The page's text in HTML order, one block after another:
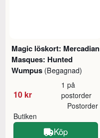
Magic löskort: Mercadian
Masques: Hunted
Wumpus (Begagnad)
10 kr
1 på
postorder
Butiken
Postorder
Köp